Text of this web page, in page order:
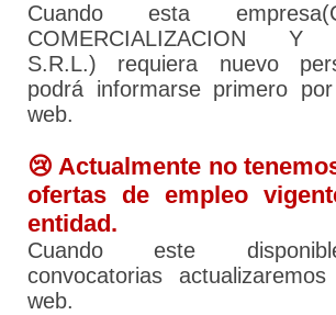
Cuando esta
COMERCIALIZACION Y
S.R.L.) requiera nuevo
podrá informarse primero
web.
😢 Actualmente no
ofertas de empleo
entidad.
Cuando este
convocatorias
web.